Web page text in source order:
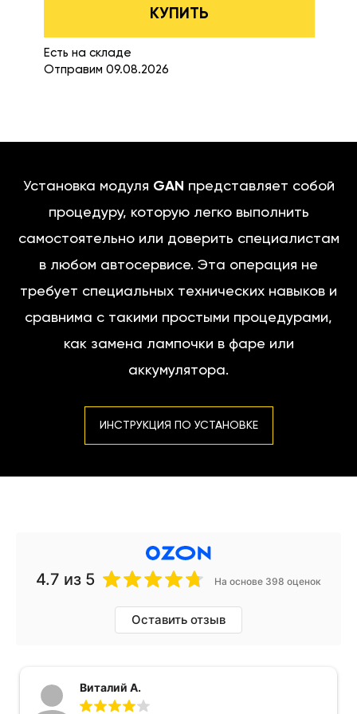
КУПИТЬ
Есть на складе
Отправим 09.08.2026
Установка модуля GAN представляет собой
процедуру, которую легко выполнить
самостоятельно или доверить специалистам
в любом автосервисе. Эта операция не
требует специальных технических навыков и
сравнима с такими простыми процедурами,
как замена лампочки в фаре или
аккумулятора.
ИНСТРУКЦИЯ ПО УСТАНОВКЕ
4.7 из 5 На основе 398 оценок
Оставить отзыв
Виталий А.